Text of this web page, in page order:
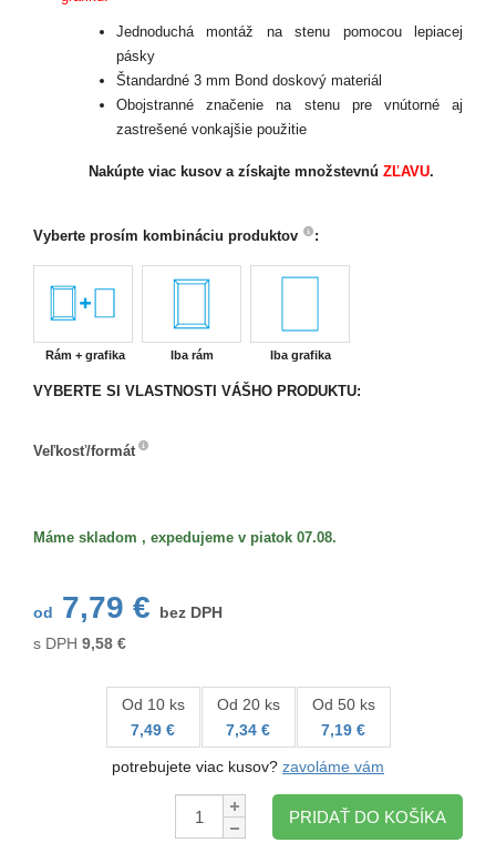
Jednoduchá montáž na stenu pomocou lepiacej
pásky
Štandardné 3 mm Bond doskový materiál
Obojstranné značenie na stenu pre vnútorné aj
zastrešené vonkajšie použitie
Nakúpte viac kusov a získajte množstevnú ZĽAVU.
Vyberte prosím kombináciu produktov :
Rám + grafika Iba rám Iba grafika
VYBERTE SI VLASTNOSTI VÁŠHO PRODUKTU:
Veľkosť/formát
Máme skladom , expedujeme v piatok 07.08.
od 7,79 €
bez DPH
s DPH 9,58 €
Od 10 ks
7,49 €
Od 20 ks
7,34 €
Od 50 ks
7,19 €
potrebujete viac kusov? zavoláme vám
Množstvo:
PRIDAŤ DO KOŠÍKA